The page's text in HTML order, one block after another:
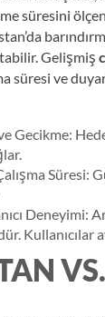
süresini
Gelişmiş
süresi ve
Gecikme:
Süresi:
Deneyimi:
Kullanıcılar